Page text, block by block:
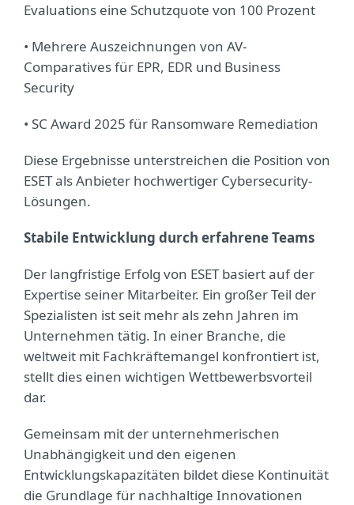
Evaluations eine Schutzquote von 100 Prozent
• Mehrere Auszeichnungen von AV-
Comparatives für EPR, EDR und Business
Security
• SC Award 2025 für Ransomware Remediation
Diese Ergebnisse unterstreichen die Position von
ESET als Anbieter hochwertiger Cybersecurity-
Lösungen.
Stabile Entwicklung durch erfahrene Teams
Der langfristige Erfolg von ESET basiert auf der
Expertise seiner Mitarbeiter. Ein großer Teil der
Spezialisten ist seit mehr als zehn Jahren im
Unternehmen tätig. In einer Branche, die
weltweit mit Fachkräftemangel konfrontiert ist,
stellt dies einen wichtigen Wettbewerbsvorteil
dar.
Gemeinsam mit der unternehmerischen
Unabhängigkeit und den eigenen
Entwicklungskapazitäten bildet diese Kontinuität
die Grundlage für nachhaltige Innovationen